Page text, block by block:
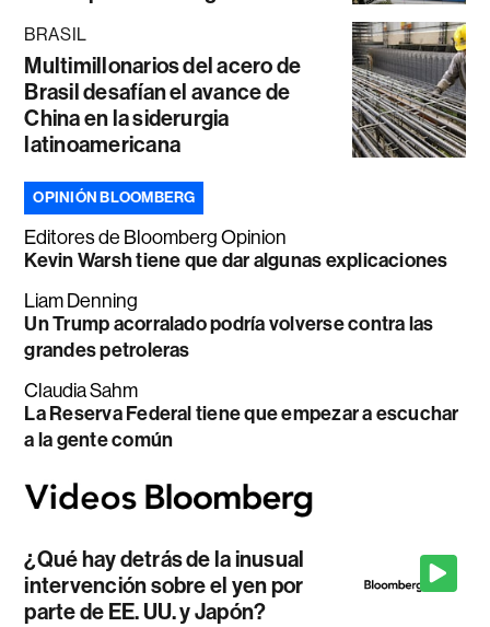
BRASIL
Multimillonarios del acero de
Brasil desafían el avance de
China en la siderurgia
latinoamericana
OPINIÓN BLOOMBERG
Editores de Bloomberg Opinion
Kevin Warsh tiene que dar algunas explicaciones
Liam Denning
Un Trump acorralado podría volverse contra las
grandes petroleras
Claudia Sahm
La Reserva Federal tiene que empezar a escuchar
a la gente común
¿Qué hay detrás de la inusual
intervención sobre el yen por
parte de EE. UU. y Japón?